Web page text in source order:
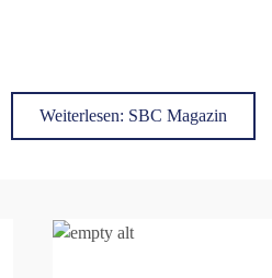
Weiterlesen: SBC Magazin